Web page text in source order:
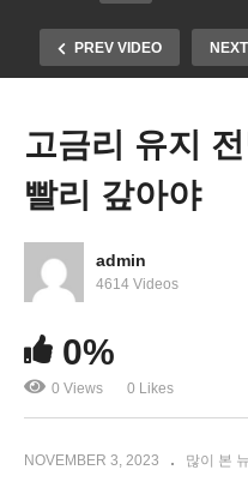
PREV VIDEO
대피
고금리 유지
빨리 갚아야
admin
4614 Videos
0%
0 Views 0 Likes
NOVEMBER 3, 2023 많이 본